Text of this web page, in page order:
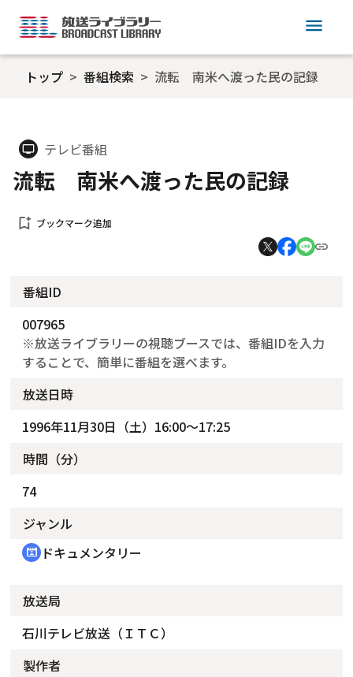
menu
トップ 番組検索 流転 南米へ渡った民の記録
tv テレビ番組
流転 南米へ渡った民の記録
bookmark_add ブックマーク追加
番組ID
007965
※放送ライブラリーの視聴ブースでは、番組IDを入力
することで、簡単に番組を選べます。
放送日時
1996年11月30日（土）16:00～17:25
時間（分）
74
ジャンル
cinematic_blur ドキュメンタリー
放送局
石川テレビ放送（ＩＴＣ）
製作者